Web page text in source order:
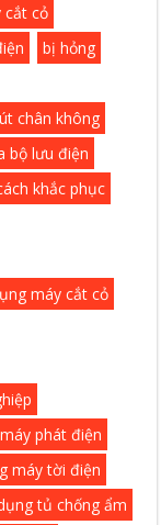
cắt cỏ
bị hỏng
chân không
bộ lưu điện
khắc phục
máy cắt cỏ
phát điện
máy tời điện
tủ chống ẩm